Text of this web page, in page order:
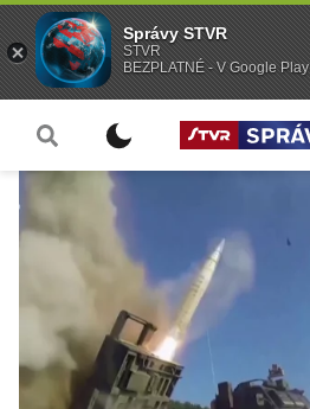
Správy STVR
STVR
BEZPLATNÉ - V Google Play